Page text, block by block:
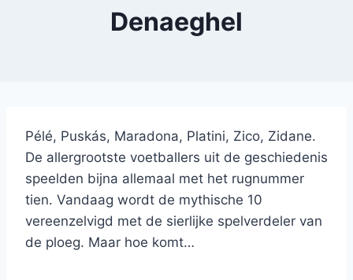
Denaeghel
Pélé, Puskás, Maradona, Platini, Zico, Zidane.
De allergrootste voetballers uit de geschiedenis
speelden bijna allemaal met het rugnummer
tien. Vandaag wordt de mythische 10
vereenzelvigd met de sierlijke spelverdeler van
de ploeg. Maar hoe komt…